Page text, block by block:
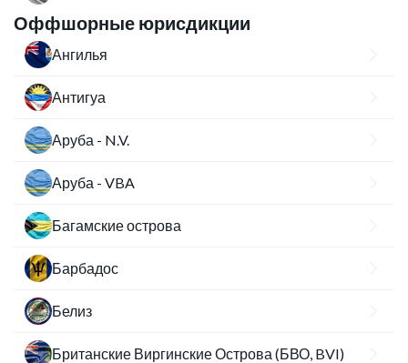
Оффшорные юрисдикции
Ангилья
Антигуа
Аруба - N.V.
Аруба - VBA
Багамские острова
Барбадос
Белиз
Британские Виргинские Острова (БВО, BVI)